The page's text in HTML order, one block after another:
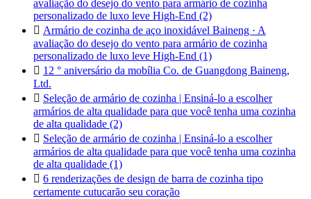
avaliação do desejo do vento para armário de cozinha
personalizado de luxo leve High-End (2)
 Armário de cozinha de aço inoxidável Baineng · A
avaliação do desejo do vento para armário de cozinha
personalizado de luxo leve High-End (1)
 12 ° aniversário da mobília Co. de Guangdong Baineng,
Ltd.
 Seleção de armário de cozinha | Ensiná-lo a escolher
armários de alta qualidade para que você tenha uma cozinha
de alta qualidade (2)
 Seleção de armário de cozinha | Ensiná-lo a escolher
armários de alta qualidade para que você tenha uma cozinha
de alta qualidade (1)
 6 renderizações de design de barra de cozinha tipo
certamente cutucarão seu coração